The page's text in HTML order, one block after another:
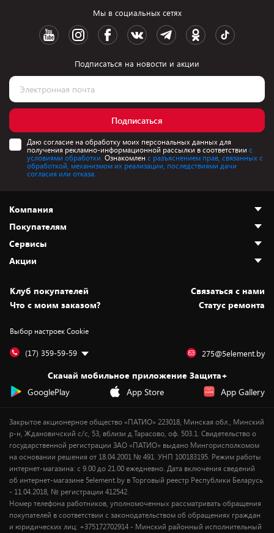
Мы в социальных сетях
Подписаться на новости и акции
Подписаться
Даю согласие на обработку моих персональных данных для
получения рекламно-информационной рассылки в соответствии с
условиями обработки. Ознакомлен с разъяснением прав, связанных с
обработкой, механизмом их реализации, последствиями дачи
согласия или отказа.
Компания
О нас
Адреса магазинов
Новости
Статьи и обзоры
Вакансии
Дай пять добру!
Покупателям
Как сделать заказ
Оплата и доставка
Безналичный расчёт
Обмен и возврат товара
Обработка персональных данных
Подарочные карты
Сервисы
Установка техники
Для игровых консолей
Для мобильных устройств
Для компьютеров
Сервисные центры
Акции
Скидки и промокоды
Белорусские товары
Бонусы
Оплата частями
Уценка
Клуб покупателей
Cвязаться с нами
Что с моим заказом?
Статус ремонта
Выбор настроек Cookie
(17) 359-59-59 275@5element.by
Скачай мобильное приложение Защита+
GooglePlay
App Store App Gallery
Закрытое акционерное общество «ПАТИО» 223018, Минская обл., Минский
р-н, Ждановичский с/с, 53, вблизи д.Тарасово, оф. 503.1. Свидетельство о
государственной регистрации ЗАО «ПАТИО» выдано Мингорисполкомом
на основании решения от 18.04.2001 № 491. УНП 100183195. Режим работы
интернет-магазина: с 9.00 до 21.00 ежедневно. Дата включения сведений
об интернет-магазине 5element.by в Торговый реестр Республики Беларусь
- 11.04.2018, № регистрации 412542.
Номер телефона работников, уполномоченных рассматривать обращения
покупателей в соответствии с законодательством об обращениях граждан
и юридических лиц: +375172702914 - Минский районный исполнительный